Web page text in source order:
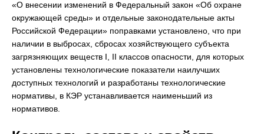
«О внесении изменений в Федеральный закон «Об охране
окружающей среды» и отдельные законодательные акты
Российской Федерации» поправками установлено, что при
наличии в выбросах, сбросах хозяйствующего субъекта
загрязняющих веществ I, II классов опасности, для которых
установлены технологические показатели наилучших
доступных технологий и разработаны технологические
нормативы, в КЭР устанавливается наименьший из
нормативов.